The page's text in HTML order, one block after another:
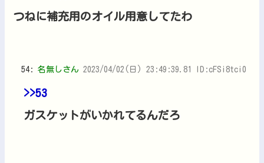
つねに補充用のオイル用意してたわ
54: 名無しさん 2023/04/02(日) 23:49:39.81 ID:cFSi8tci0
>>53
ガスケットがいかれてるんだろ